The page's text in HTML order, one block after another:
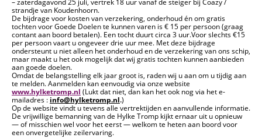
strandje van Koudenhoorn.
De bijdrage voor kosten van verzekering, onderhoud én om gratis
tochten voor Goede Doelen te kunnen varen is € 15 per persoon (graag
contant aan boord betalen). Een tocht duurt circa 3 uur.Voor slechts €15
per persoon vaart u ongeveer drie uur mee. Met deze bijdrage
ondersteunt u niet alleen het onderhoud en de verzekering van ons schip,
maar maakt u het ook mogelijk dat wij gratis tochten kunnen aanbieden
aan goede doelen.
Omdat de belangstelling elk jaar groot is, raden wij u aan om u tijdig aan
te melden. Aanmelden kan eenvoudig via onze website
www.hylketromp.nl (Lukt dat niet, dan kan het ook nog via het e-
mailadres : info@hylketromp.nl.)
Op de website vindt u tevens alle vertrektijden en aanvullende informatie.
De vrijwillige bemanning van de Hylke Tromp kijkt ernaar uit u opnieuw
— of misschien wel voor het eerst — welkom te heten aan boord voor
een onvergetelijke zeilervaring.